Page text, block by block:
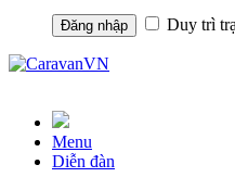
Duy trì
Menu
Diễn đàn